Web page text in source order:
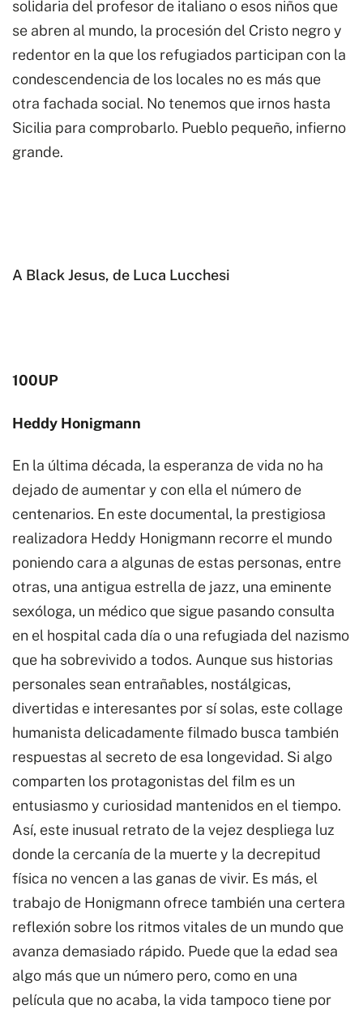
solidaria del profesor de italiano o esos niños que
se abren al mundo, la procesión del Cristo negro y
redentor en la que los refugiados participan con la
condescendencia de los locales no es más que
otra fachada social. No tenemos que irnos hasta
Sicilia para comprobarlo. Pueblo pequeño, infierno
grande.
A Black Jesus, de Luca Lucchesi
100UP
Heddy Honigmann
En la última década, la esperanza de vida no ha
dejado de aumentar y con ella el número de
centenarios. En este documental, la prestigiosa
realizadora Heddy Honigmann recorre el mundo
poniendo cara a algunas de estas personas, entre
otras, una antigua estrella de jazz, una eminente
sexóloga, un médico que sigue pasando consulta
en el hospital cada día o una refugiada del nazismo
que ha sobrevivido a todos. Aunque sus historias
personales sean entrañables, nostálgicas,
divertidas e interesantes por sí solas, este collage
humanista delicadamente filmado busca también
respuestas al secreto de esa longevidad. Si algo
comparten los protagonistas del film es un
entusiasmo y curiosidad mantenidos en el tiempo.
Así, este inusual retrato de la vejez despliega luz
donde la cercanía de la muerte y la decrepitud
física no vencen a las ganas de vivir. Es más, el
trabajo de Honigmann ofrece también una certera
reflexión sobre los ritmos vitales de un mundo que
avanza demasiado rápido. Puede que la edad sea
algo más que un número pero, como en una
película que no acaba, la vida tampoco tiene por